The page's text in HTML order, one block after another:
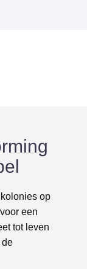
op
een
tot leven
de